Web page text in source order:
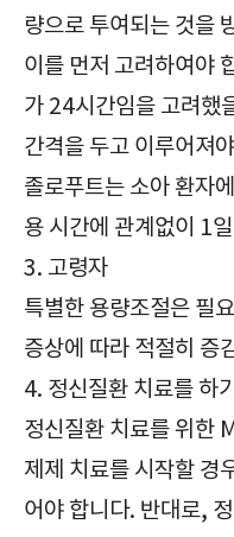
량으로 투여되는 것을
이를 먼저 고려하여야
가 24시간임을 고려했
간격을 두고 이루어져
졸로푸트는 소아 환자
용 시간에 관계없이 1
3. 고령자
특별한 용량조절은 필
증상에 따라 적절히 증
4. 정신질환 치료를 하
정신질환 치료를 위한
제제 치료를 시작할 경
어야 합니다. 반대로,